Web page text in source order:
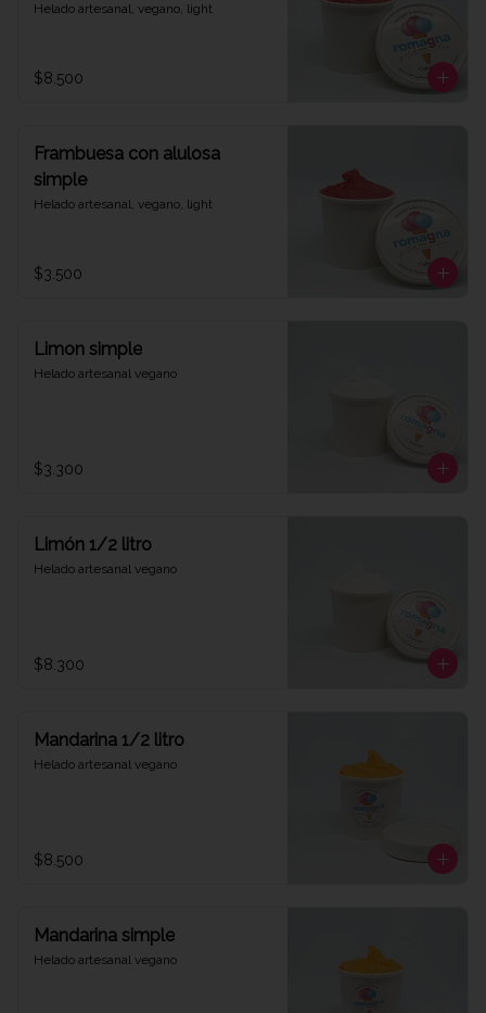
Helado artesanal, vegano, light
$8.500
Frambuesa con alulosa
simple
Helado artesanal, vegano, light
$3.500
Limon simple
Helado artesanal vegano
$3.300
Limón 1/2 litro
Helado artesanal vegano
$8.300
Mandarina 1/2 litro
Helado artesanal vegano
$8.500
Mandarina simple
Helado artesanal vegano